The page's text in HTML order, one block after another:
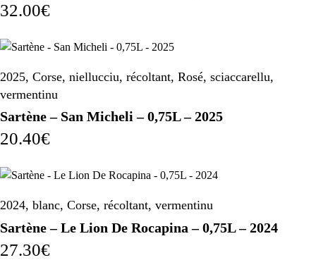
32.00€
2025, Corse, niellucciu, récoltant, Rosé, sciaccarellu,
vermentinu
Sartène – San Micheli – 0,75L – 2025
20.40€
2024, blanc, Corse, récoltant, vermentinu
Sartène – Le Lion De Rocapina – 0,75L – 2024
27.30€